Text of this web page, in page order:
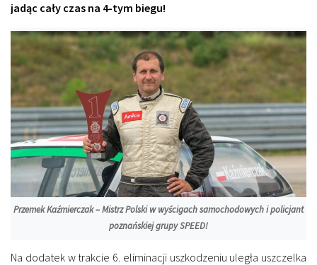
jadąc cały czas na 4-tym biegu!
Przemek Kaźmierczak – Mistrz Polski w wyścigach samochodowych i policjant
poznańskiej grupy SPEED!
Na dodatek w trakcie 6. eliminacji uszkodzeniu uległa uszczelka